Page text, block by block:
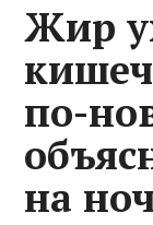
Жир
по-
на